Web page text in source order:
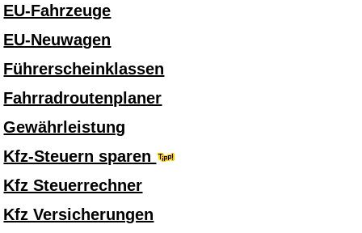
EU-Fahrzeuge
EU-Neuwagen
Führerscheinklassen
Fahrradroutenplaner
Gewährleistung
Kfz-Steuern sparen
Kfz Steuerrechner
Kfz Versicherungen